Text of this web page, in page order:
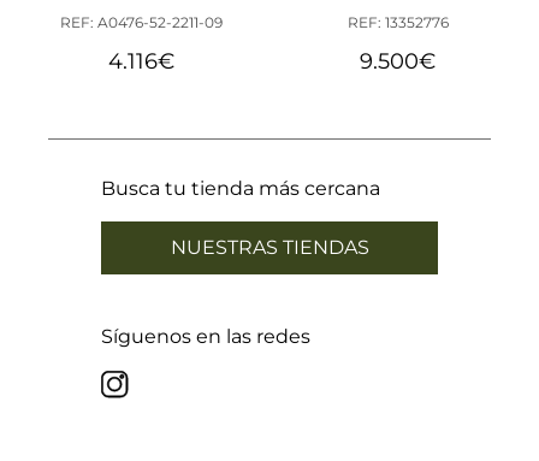
REF: A0476-52-2211-09
4.116€
REF: 13352776
9.500€
Busca tu tienda más cercana
NUESTRAS TIENDAS
Síguenos en las redes